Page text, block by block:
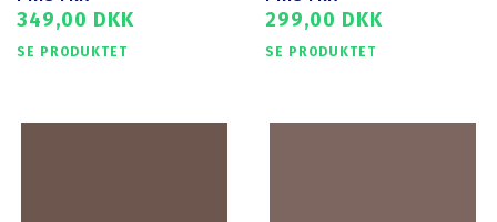
349,00 DKK
SE PRODUKTET
299,00 DKK
SE PRODUKTET